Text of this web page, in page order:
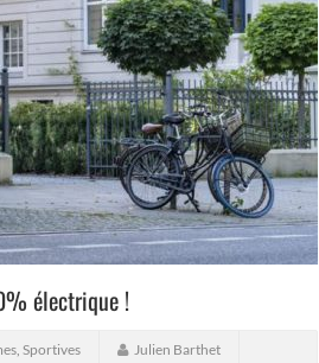
électrique !
, Sportives Julien Barthet